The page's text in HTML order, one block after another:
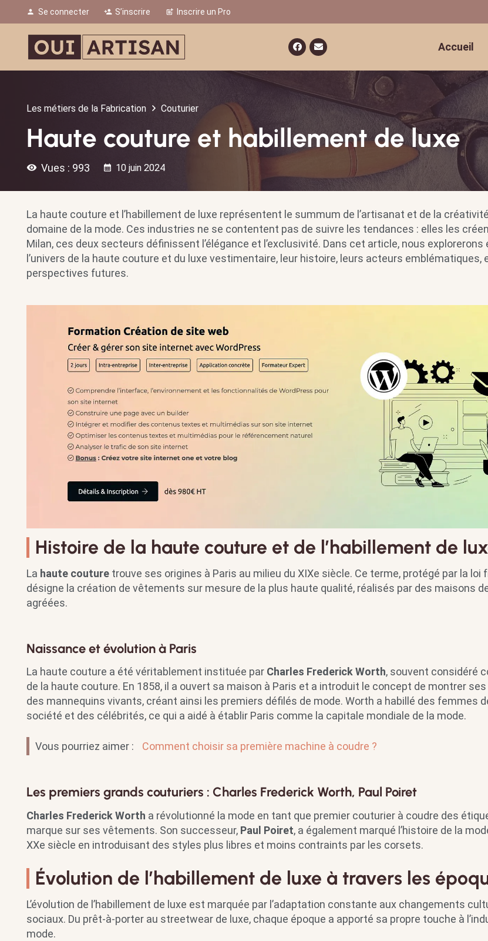
person Se connecter person_add S’inscrire post_add Inscrire un Pro
Accueil
Les métiers de la Fabrication Couturier
Haute couture et habillement de luxe
visibility Vues : 993 calendar_month 10 juin 2024
La haute couture et l’habillement de luxe représentent le summum de l’artisanat et de la
domaine de la mode. Ces industries ne se contentent pas de suivre les tendances : elles les
Milan, ces deux secteurs définissent l’élégance et l’exclusivité. Dans cet article, nous explorerons
l’univers de la haute couture et du luxe vestimentaire, leur histoire, leurs acteurs emblématiques,
perspectives futures.
Histoire de la haute couture et de l’habillement de
La haute couture trouve ses origines à Paris au milieu du XIXe siècle. Ce terme, protégé par la loi
désigne la création de vêtements sur mesure de la plus haute qualité, réalisés par des maisons
agréées.
Naissance et évolution à Paris
La haute couture a été véritablement instituée par Charles Frederick Worth, souvent considéré
de la haute couture. En 1858, il a ouvert sa maison à Paris et a introduit le concept de montrer
des mannequins vivants, créant ainsi les premiers défilés de mode. Worth a habillé des femmes
société et des célébrités, ce qui a aidé à établir Paris comme la capitale mondiale de la mode.
Vous pourriez aimer : Comment choisir sa première machine à coudre ?
Les premiers grands couturiers : Charles Frederick Worth, Paul Poiret
Charles Frederick Worth a révolutionné la mode en tant que premier couturier à coudre des
marque sur ses vêtements. Son successeur, Paul Poiret, a également marqué l’histoire de la
XXe siècle en introduisant des styles plus libres et moins contraints par les corsets.
Évolution de l’habillement de luxe à travers les
L’évolution de l’habillement de luxe est marquée par l’adaptation constante aux changements
sociaux. Du prêt-à-porter au streetwear de luxe, chaque époque a apporté sa propre touche à
mode.